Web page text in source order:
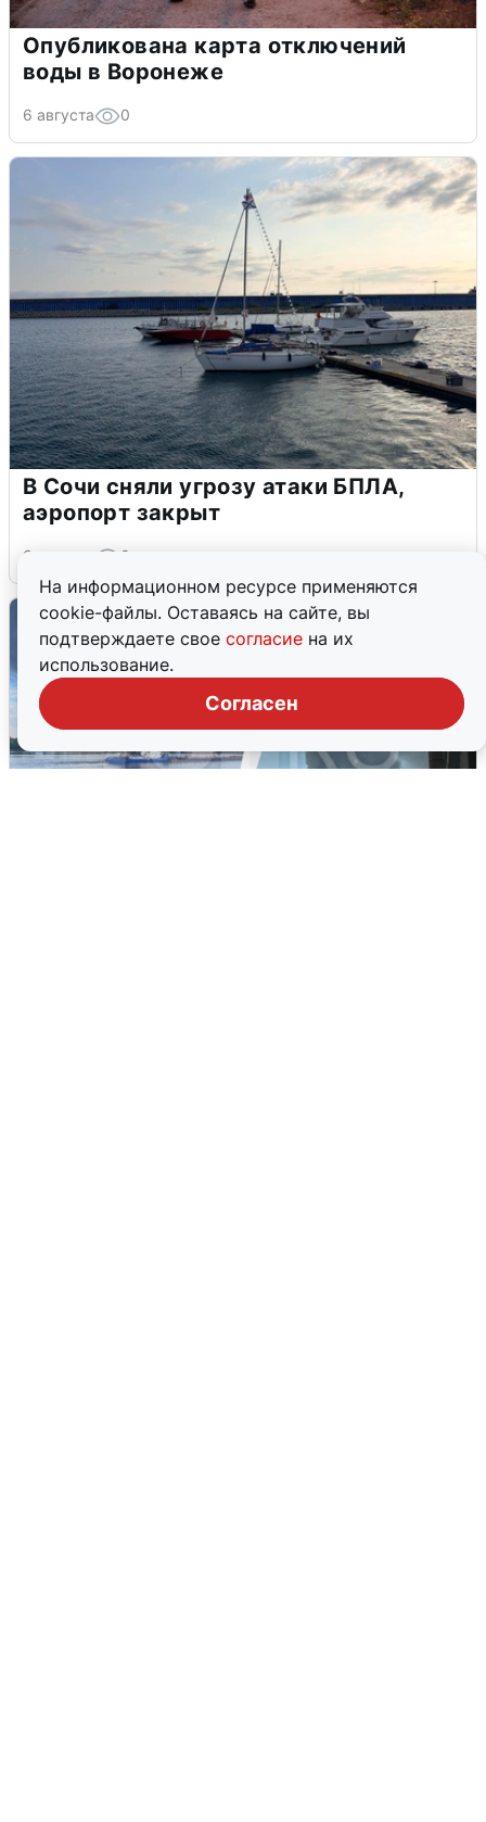
На информационном ресурсе применяются
cookie-файлы. Оставаясь на сайте, вы
подтверждаете свое согласие на их
использование.
Согласен
Опубликована карта отключений
воды в Воронеже
6 августа 0
В Сочи сняли угрозу атаки БПЛА,
аэропорт закрыт
6 августа 0